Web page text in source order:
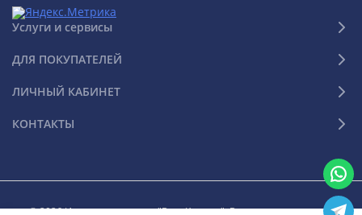
Услуги и сервисы
ДЛЯ ПОКУПАТЕЛЕЙ
ЛИЧНЫЙ КАБИНЕТ
КОНТАКТЫ
© 2026 Интернет-магазин "Ваш Климат". Все права защищены